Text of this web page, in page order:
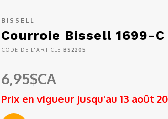
BISSELL
Courroie Bissell 1699-
CODE DE L'ARTICLE BS2205
6,95$CA
Prix en vigueur jusqu'au 13 août